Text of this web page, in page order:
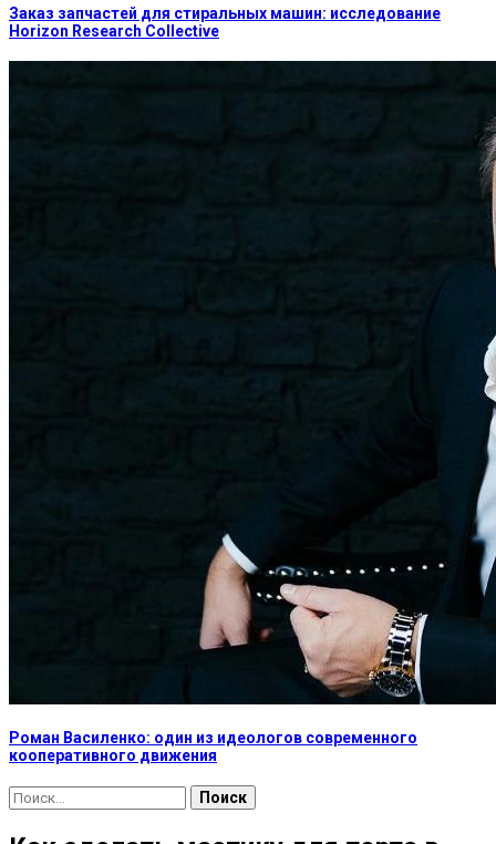
Заказ запчастей для стиральных машин: исследование
Horizon Research Collective
Роман Василенко: один из идеологов современного
кооперативного движения
Найти: